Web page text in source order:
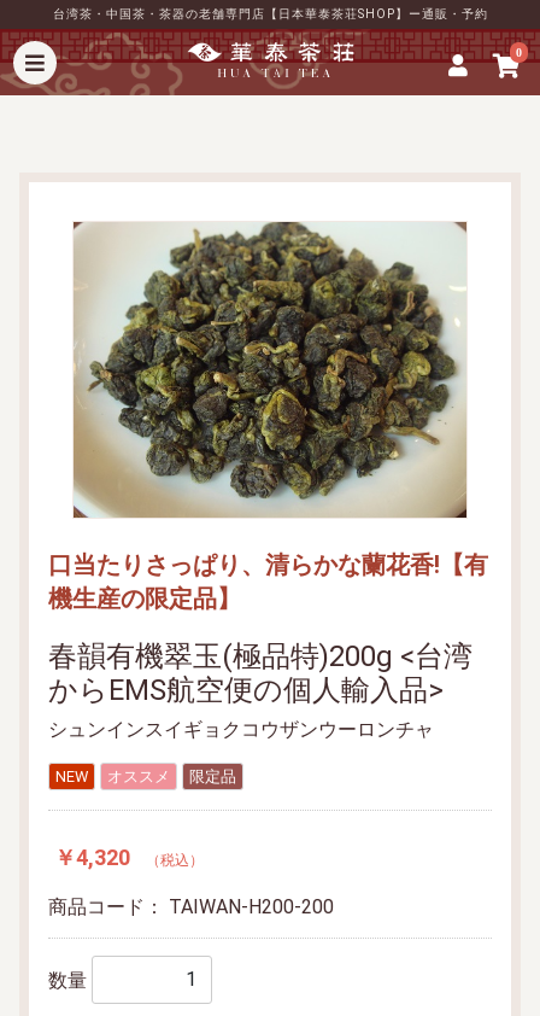
台湾茶・中国茶・茶器の老舗専門店【日本華泰茶荘SHOP】ー通販・予約
0
口当たりさっぱり、清らかな蘭花香!【有
機生産の限定品】
春韻有機翠玉(極品特)200g <台湾
からEMS航空便の個人輸入品>
シュンインスイギョクコウザンウーロンチャ
NEW オススメ 限定品
￥4,320 （税込）
商品コード： TAIWAN-H200-200
数量